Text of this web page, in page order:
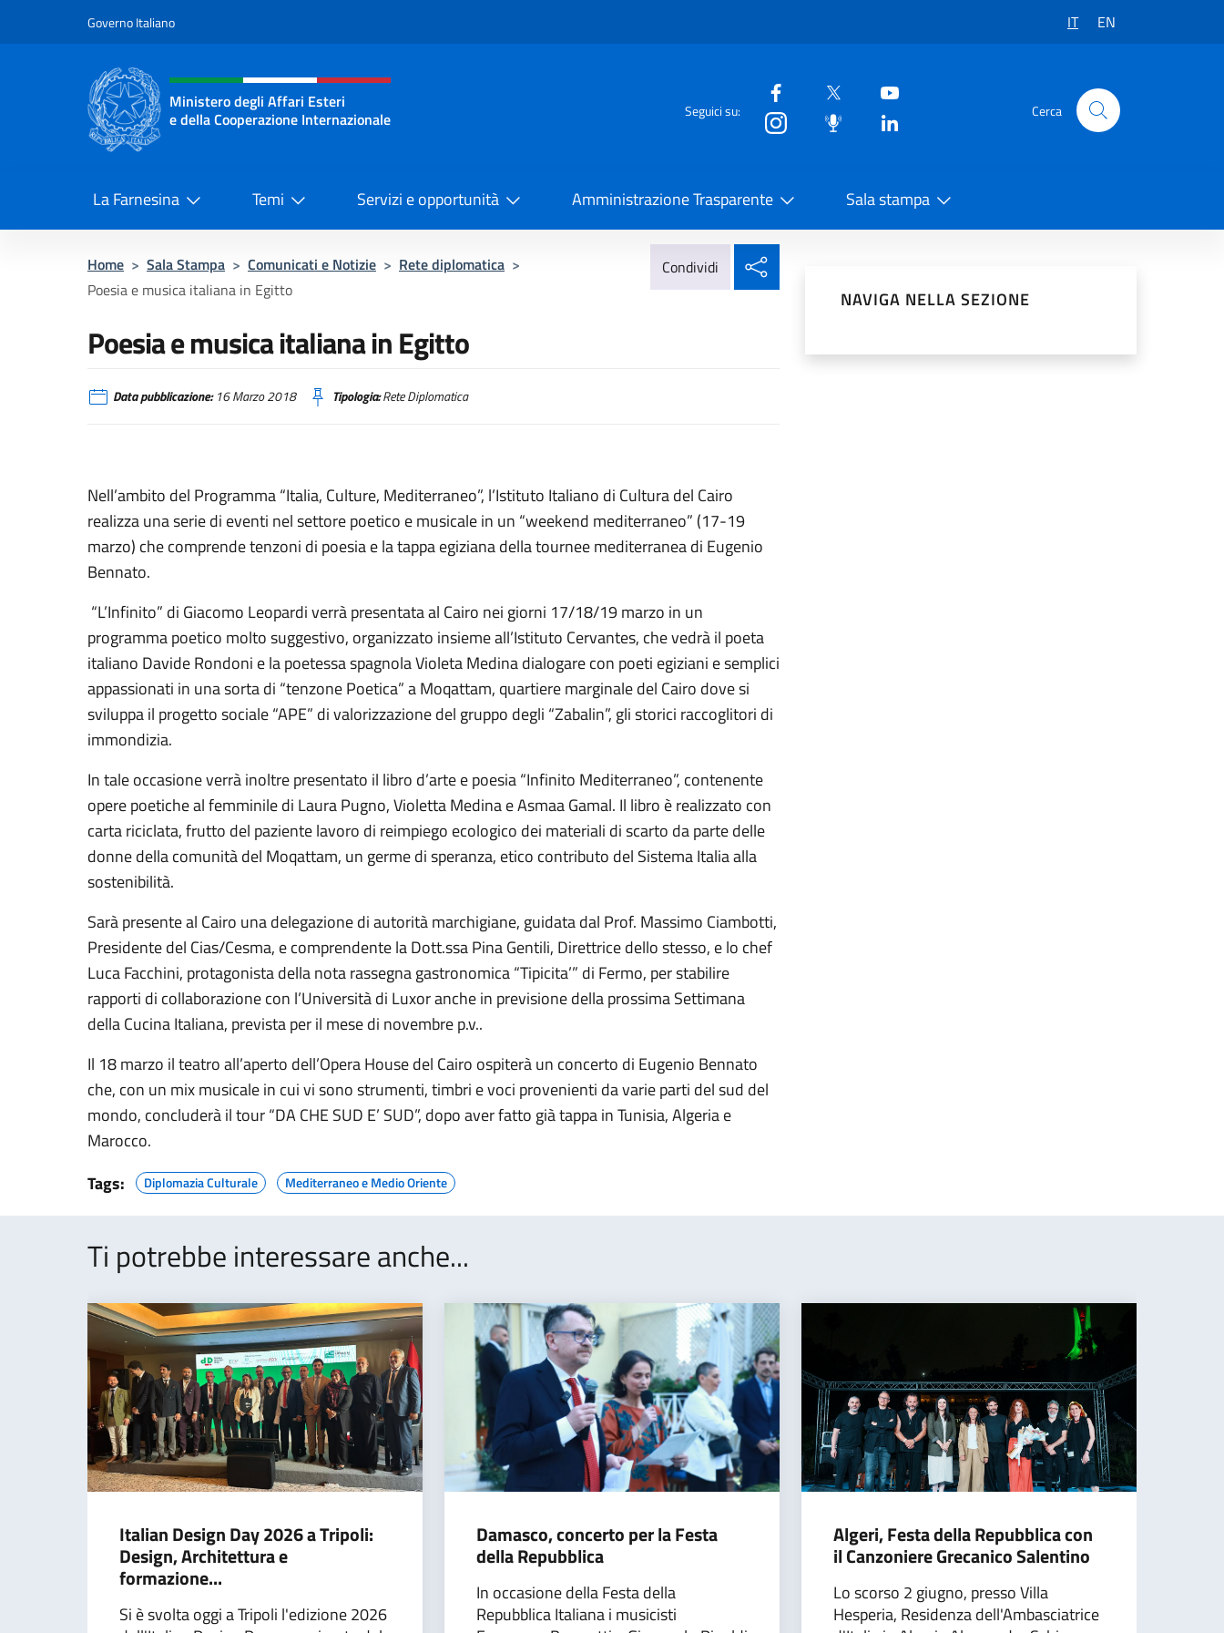
Governo Italiano IT EN
Intestazione sito, social e menù
Ministero degli Affari Esteri
e della Cooperazione Internazionale
Seguici su: Cerca
La Farnesina Temi Servizi e opportunità Amministrazione Trasparente Sala stampa
Home > Sala Stampa > Comunicati e Notizie > Rete diplomatica >
Poesia e musica italiana in Egitto
Condividi
Poesia e musica italiana in Egitto
Data pubblicazione:16 Marzo 2018 Tipologia:Rete Diplomatica
Nell’ambito del Programma “Italia, Culture, Mediterraneo”, l’Istituto Italiano di Cultura del Cairo
realizza una serie di eventi nel settore poetico e musicale in un “weekend mediterraneo” (17-19
marzo) che comprende tenzoni di poesia e la tappa egiziana della tournee mediterranea di Eugenio
Bennato.
“L’Infinito” di Giacomo Leopardi verrà presentata al Cairo nei giorni 17/18/19 marzo in un
programma poetico molto suggestivo, organizzato insieme all’Istituto Cervantes, che vedrà il poeta
italiano Davide Rondoni e la poetessa spagnola Violeta Medina dialogare con poeti egiziani e semplici
appassionati in una sorta di “tenzone Poetica” a Moqattam, quartiere marginale del Cairo dove si
sviluppa il progetto sociale “APE” di valorizzazione del gruppo degli “Zabalin”, gli storici raccoglitori di
immondizia.
In tale occasione verrà inoltre presentato il libro d’arte e poesia “Infinito Mediterraneo”, contenente
opere poetiche al femminile di Laura Pugno, Violetta Medina e Asmaa Gamal. Il libro è realizzato con
carta riciclata, frutto del paziente lavoro di reimpiego ecologico dei materiali di scarto da parte delle
donne della comunità del Moqattam, un germe di speranza, etico contributo del Sistema Italia alla
sostenibilità.
Sarà presente al Cairo una delegazione di autorità marchigiane, guidata dal Prof. Massimo Ciambotti,
Presidente del Cias/Cesma, e comprendente la Dott.ssa Pina Gentili, Direttrice dello stesso, e lo chef
Luca Facchini, protagonista della nota rassegna gastronomica “Tipicita’” di Fermo, per stabilire
rapporti di collaborazione con l’Università di Luxor anche in previsione della prossima Settimana
della Cucina Italiana, prevista per il mese di novembre p.v..
Il 18 marzo il teatro all’aperto dell’Opera House del Cairo ospiterà un concerto di Eugenio Bennato
che, con un mix musicale in cui vi sono strumenti, timbri e voci provenienti da varie parti del sud del
mondo, concluderà il tour “DA CHE SUD E’ SUD”, dopo aver fatto già tappa in Tunisia, Algeria e
Marocco.
Tags:
Diplomazia Culturale Mediterraneo e Medio Oriente
NAVIGA NELLA SEZIONE
Ti potrebbe interessare anche...
Italian Design Day 2026 a Tripoli:
Design, Architettura e
formazione...
Si è svolta oggi a Tripoli l'edizione 2026
Damasco, concerto per la Festa
della Repubblica
In occasione della Festa della
Repubblica Italiana i musicisti
Algeri, Festa della Repubblica con
il Canzoniere Grecanico Salentino
Lo scorso 2 giugno, presso Villa
Hesperia, Residenza dell'Ambasciatrice